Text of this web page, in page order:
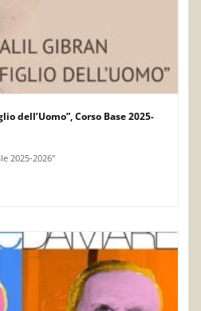
dell’Uomo”, Corso Base 2025-
2025-2026"